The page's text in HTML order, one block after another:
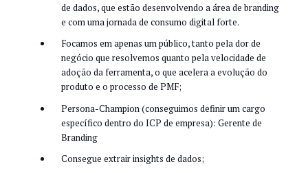
de dados, que estão desenvolvendo a área de branding
e com uma jornada de consumo digital forte.
Focamos em apenas um público, tanto pela dor de
negócio que resolvemos quanto pela velocidade de
adoção da ferramenta, o que acelera a evolução do
produto e o processo de PMF;
Persona-Champion (conseguimos definir um cargo
específico dentro do ICP de empresa): Gerente de
Branding
Consegue extrair insights de dados;